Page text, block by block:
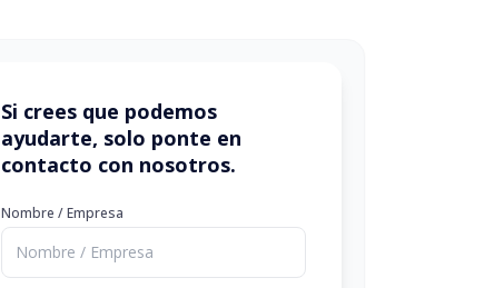
Si crees que podemos
ayudarte, solo ponte en
contacto con nosotros.
Nombre / Empresa